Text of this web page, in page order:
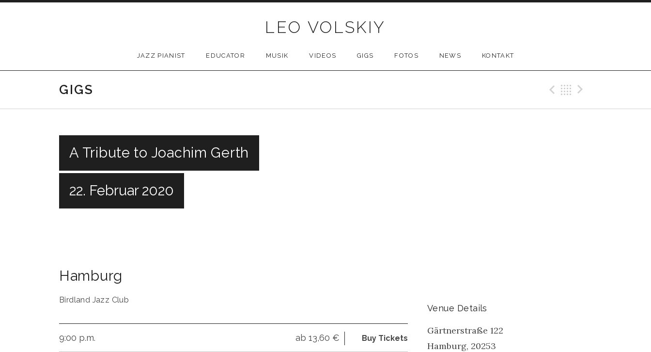
LEO VOLSKIY
JAZZ PIANIST EDUCATOR MUSIK VIDEOS GIGS FOTOS NEWS KONTAKT
GIGS Previous Gig
Back
A Tribute to Joachim Gerth
22. Februar 2020
Hamburg
Birdland Jazz Club
9:00 p.m. ab 13,60 € Buy Tickets
Venue Details
Gärtnerstraße 122
Hamburg, 20253